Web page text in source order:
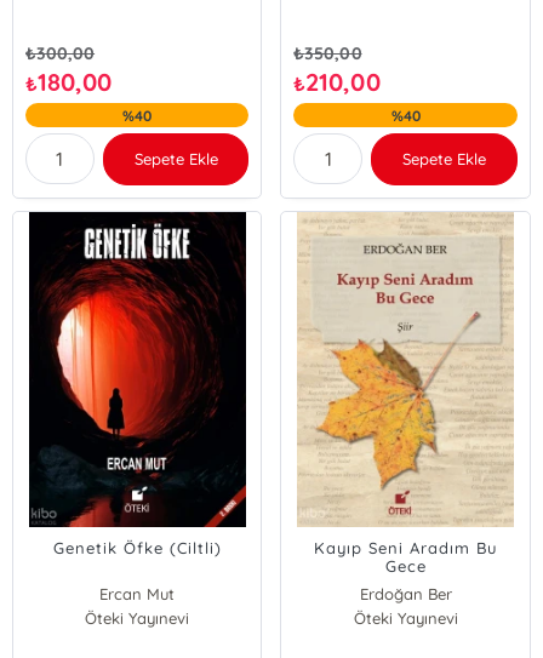
₺300,00
₺180,00
%40
Sepete Ekle
₺350,00
₺210,00
%40
Sepete Ekle
Genetik Öfke (Ciltli)
Ercan Mut
Öteki Yayınevi
Kayıp Seni Aradım Bu
Gece
Erdoğan Ber
Öteki Yayınevi